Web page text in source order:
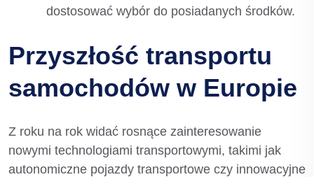
dostosować wybór do posiadanych środków.
Przyszłość transportu
samochodów w Europie
Z roku na rok widać rosnące zainteresowanie
nowymi technologiami transportowymi, takimi jak
autonomiczne pojazdy transportowe czy innowacyjne